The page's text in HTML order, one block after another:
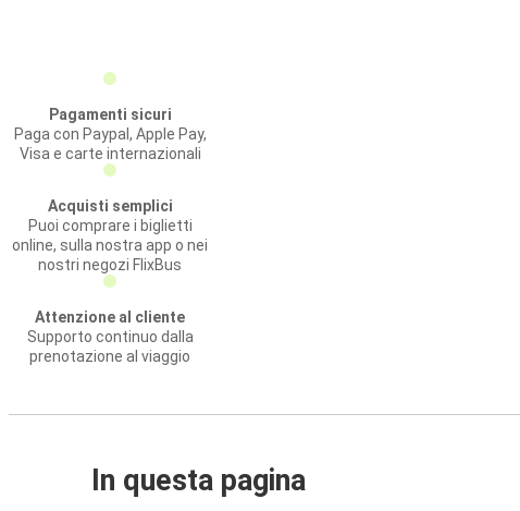
Pagamenti sicuri
Paga con Paypal, Apple Pay,
Visa e carte internazionali
Acquisti semplici
Puoi comprare i biglietti
online, sulla nostra app o nei
nostri negozi FlixBus
Attenzione al cliente
Supporto continuo dalla
prenotazione al viaggio
In questa pagina